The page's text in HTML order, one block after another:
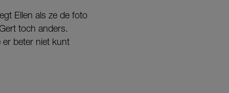
Ellen als ze de foto
toch anders.
er beter niet kunt